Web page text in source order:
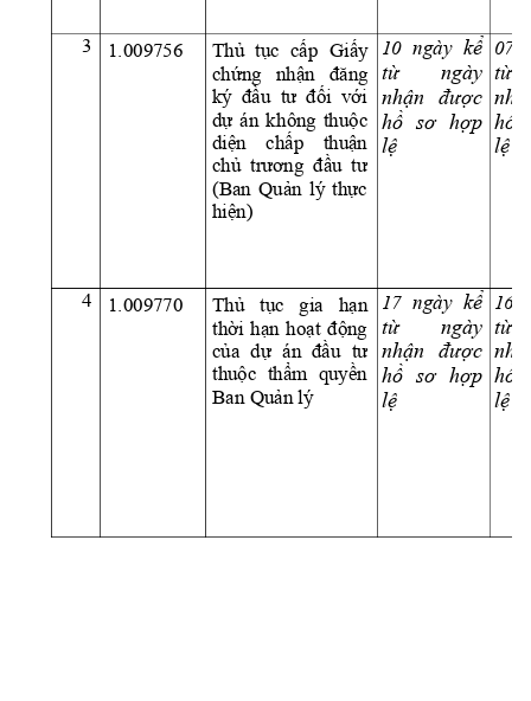
3 1.009756 Thủ tục cấp Giấy
chứng
nhận
đăng
ký đầu  tư đối với
dự án không thuộc
diện
chấp
thuận
chủ trương đầu tư
(Ban Quản lý thực
hiện)
10 ngày kể
từ
ngày
nhận được
hồ sơ hợp
lệ
07
từ
nh
hồ
lệ
4 1.009770 Thủ tục gia
hạn
thời hạn hoạt động
của dự án đầu tư
thuộc thẩm quyền
Ban Quản lý
17 ngày kể
từ
ngày
nhận được
hồ sơ hợp
lệ
16
từ
nh
hồ
lệ